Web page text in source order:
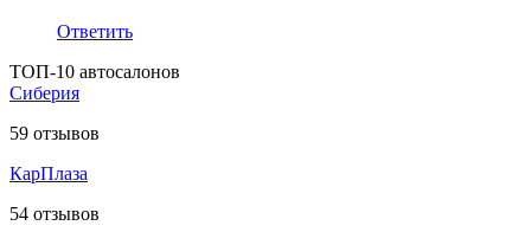
Ответить
ТОП-10 автосалонов
Сиберия
59 отзывов
КарПлаза
54 отзывов